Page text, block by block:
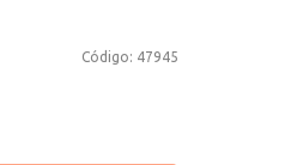
Código: 47945